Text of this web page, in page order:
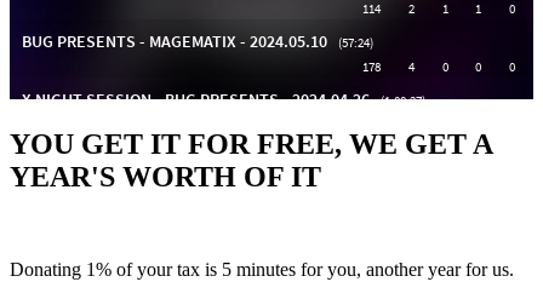
YOU GET IT FOR FREE, WE GET A
YEAR'S WORTH OF IT
Donating 1% of your tax is 5 minutes for you, another year for us.